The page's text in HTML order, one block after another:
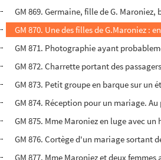
GM 869. Germaine, fille de G. Maroniez,
GM 870. Une des filles de G.Maroniez :
GM 871. Photographie ayant
GM 872. Charrette portant des
GM 873. Petit groupe en barque sur un
GM 874. Réception pour un mariage.
GM 875. Mme Maroniez en luge avec
GM 876. Cortège d'un mariage sortant
GM 877. Mme Maroniez et deux